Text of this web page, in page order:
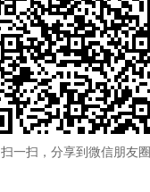
扫一扫，分享到微信朋友圈